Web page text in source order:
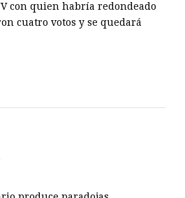
con quien habría redondeado
cuatro votos y se quedará